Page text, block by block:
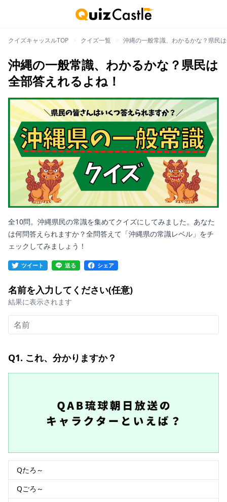
クイズキャッスルTOP クイズ一覧 沖縄の一般常識、わかるかな？県民
沖縄の一般常識、わかるかな？県民は
全部答えれるよね！
全10問。沖縄県民の常識を集めてクイズにしてみました。あなた
は何問答えられますか？全問答えて「沖縄県の常識レベル」をチ
ェックしてみましょう！
ツイート 送る シェア
名前を入力してください(任意)
結果に表示されます
Q1. これ、分かりますか？
Qたろ～
Qごろ～